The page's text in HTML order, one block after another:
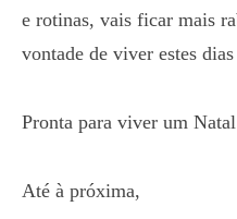
e rotinas, vais ficar mais
vontade de viver estes
Pronta para viver um
Até à próxima,